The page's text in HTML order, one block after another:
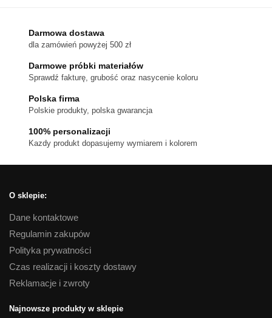
Opcje
można
wybrać
stronie
Darmowa dostawa
dla zamówień powyżej 500 zł
Darmowe próbki materiałów
Sprawdź fakturę, grubość oraz nasycenie koloru
Polska firma
Polskie produkty, polska gwarancja
100% personalizacji
Kazdy produkt dopasujemy wymiarem i kolorem
O sklepie:
Dane kontaktowe
Regulamin zakupów
Polityka prywatności
Czas realizacji i koszty dostawy
Reklamacje i zwroty
Najnowsze produkty w sklepie